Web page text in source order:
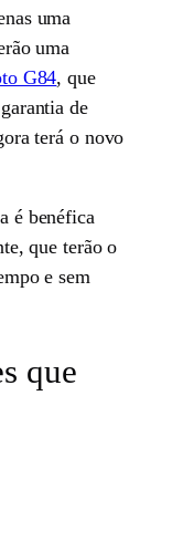
uma
uma
G84, que
de
terá o novo
é benéfica
que terão o
e sem
que